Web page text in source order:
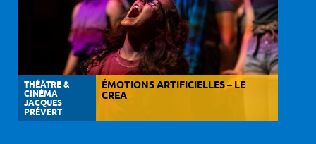
THÉÂTRE &
CINÉMA
JACQUES
PRÉVERT
ÉMOTIONS ARTIFICIELLES – LE
CREA